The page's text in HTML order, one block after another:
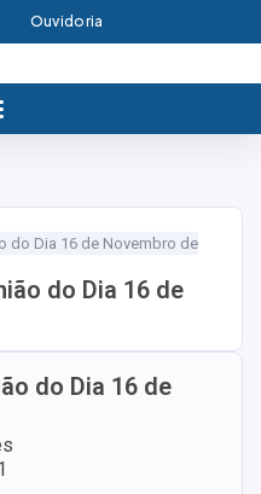
Ouvidoria
do Dia 16 de Novembro de
do Dia 16 de
do Dia 16 de